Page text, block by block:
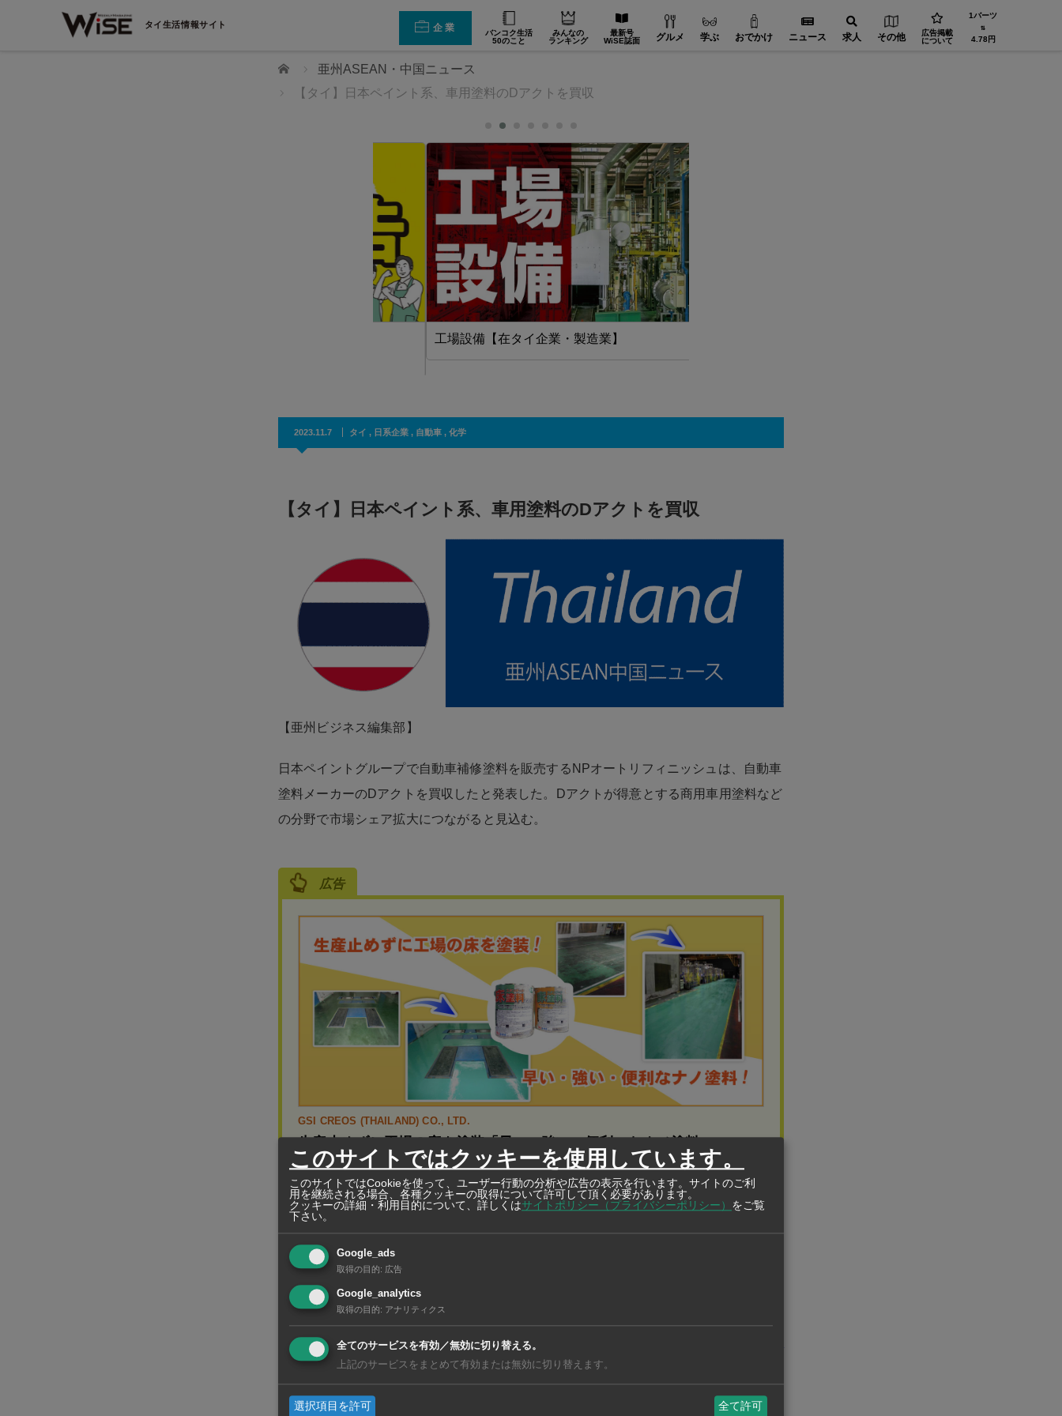
タイ生活情報サイト 企業
バンコク生活
50のこと
みんなの
ランキング
最新号
WiSE誌面
グルメ 学ぶ おでかけ ニュース 求人 その他
広告掲載
について
1バーツ
⇅
4.78円
ホーム
亜州ASEAN・中国ニュース
【タイ】日本ペイント系、車用塗料のDアクトを買収
工場設備【在タイ企業・製造業】
2023.11.7 タイ , 日系企業 , 自動車 , 化学
【タイ】日本ペイント系、車用塗料のDアクトを買収
【亜州ビジネス編集部】
日本ペイントグループで自動車補修塗料を販売するNPオートリフィニッシュは、自動車
塗料メーカーのDアクトを買収したと発表した。Dアクトが得意とする商用車用塗料など
の分野で市場シェア拡大につながると見込む。
広告
GSI CREOS (THAILAND) CO., LTD.
誰でも簡単に塗装できる特殊塗料で、本来なら３日ほどかかる塗装作業も、プライマーや下
塗りの必要がないためわずか１日で完了！
Dアクトは1995年設立。バンコク西郊サムットサコーン県に工場を構え、商用車用塗料
や自動車補修用塗料、工業用塗料などを生産する。
このサイトではクッキーを使用しています。
このサイトではCookieを使って、ユーザー行動の分析や広告の表示を行います。サイトのご利
用を継続される場合、各種クッキーの取得について許可して頂く必要があります。
クッキーの詳細・利用目的について、詳しくはサイトポリシー（プライバシーポリシー） をご覧
下さい。
Google_ads
取得の目的: 広告
Google_analytics
取得の目的: アナリティクス
全てのサービスを有効／無効に切り替える。
上記のサービスをまとめて有効または無効に切り替えます。
選択項目を許可 全て許可